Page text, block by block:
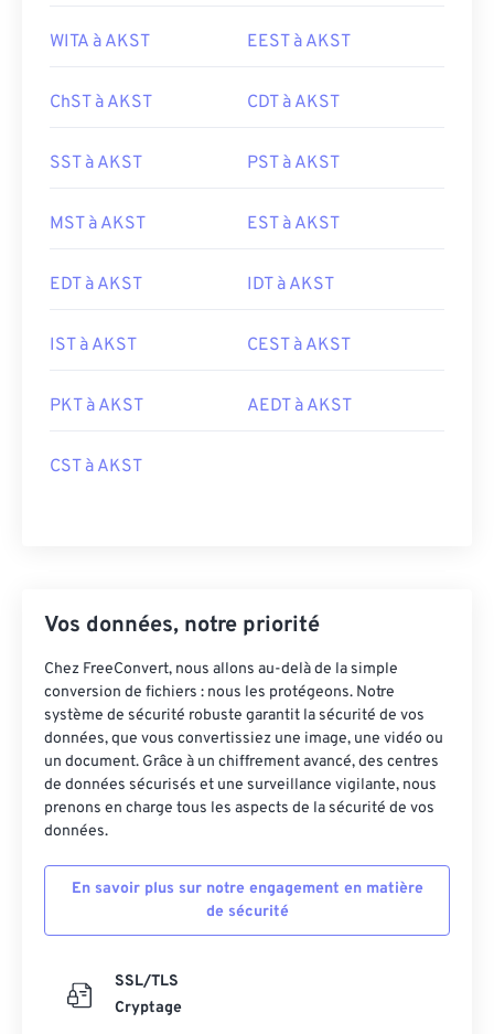
WITA à AKST EEST à AKST
ChST à AKST CDT à AKST
SST à AKST PST à AKST
MST à AKST EST à AKST
EDT à AKST IDT à AKST
IST à AKST CEST à AKST
PKT à AKST AEDT à AKST
CST à AKST
Vos données, notre priorité
Chez FreeConvert, nous allons au-delà de la simple
conversion de fichiers : nous les protégeons. Notre
système de sécurité robuste garantit la sécurité de vos
données, que vous convertissiez une image, une vidéo ou
un document. Grâce à un chiffrement avancé, des centres
de données sécurisés et une surveillance vigilante, nous
prenons en charge tous les aspects de la sécurité de vos
données.
En savoir plus sur notre engagement en matière
de sécurité
SSL/TLS
Cryptage